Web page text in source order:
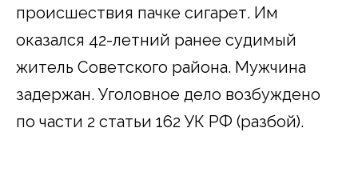
происшествия пачке сигарет. Им
оказался 42-летний ранее судимый
житель Советского района. Мужчина
задержан. Уголовное дело возбуждено
по части 2 статьи 162 УК РФ (разбой).